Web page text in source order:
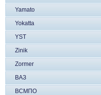
Yamato
Yokatta
YST
Zinik
Zormer
ВАЗ
ВСМПО